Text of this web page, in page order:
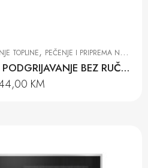
TOPLINE, PEČENJE I PRIPREMA NA PARI
GOURMET LADICA ZA PODGRIJAVANJE BEZ RUČKE ESW 7020 PEBE
KM